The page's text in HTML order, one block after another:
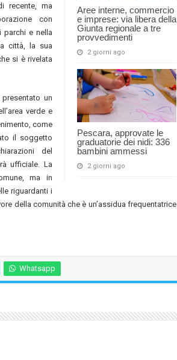
Aree interne, commercio
e imprese: via libera della
Giunta regionale a tre
provvedimenti
2 giorni ago
Pescara, approvate le
graduatorie dei nidi: 336
bambini ammessi
2 giorni ago
recente, ma
con
parchi e nella
città, la sua
si è rivelata
un
verde e
come
il soggetto
del
ufficiale. La
ma in
riguardanti i
della comunità che è un’assidua frequentatrice
Whatsapp